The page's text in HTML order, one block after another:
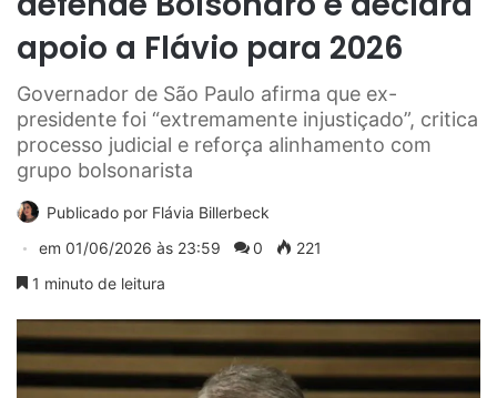
apoio a Flávio para 2026
Governador de São Paulo afirma que ex-
presidente foi “extremamente injustiçado”, critica
processo judicial e reforça alinhamento com
grupo bolsonarista
Publicado por Flávia Billerbeck
em 01/06/2026 às 23:59 0
221
1 minuto de leitura